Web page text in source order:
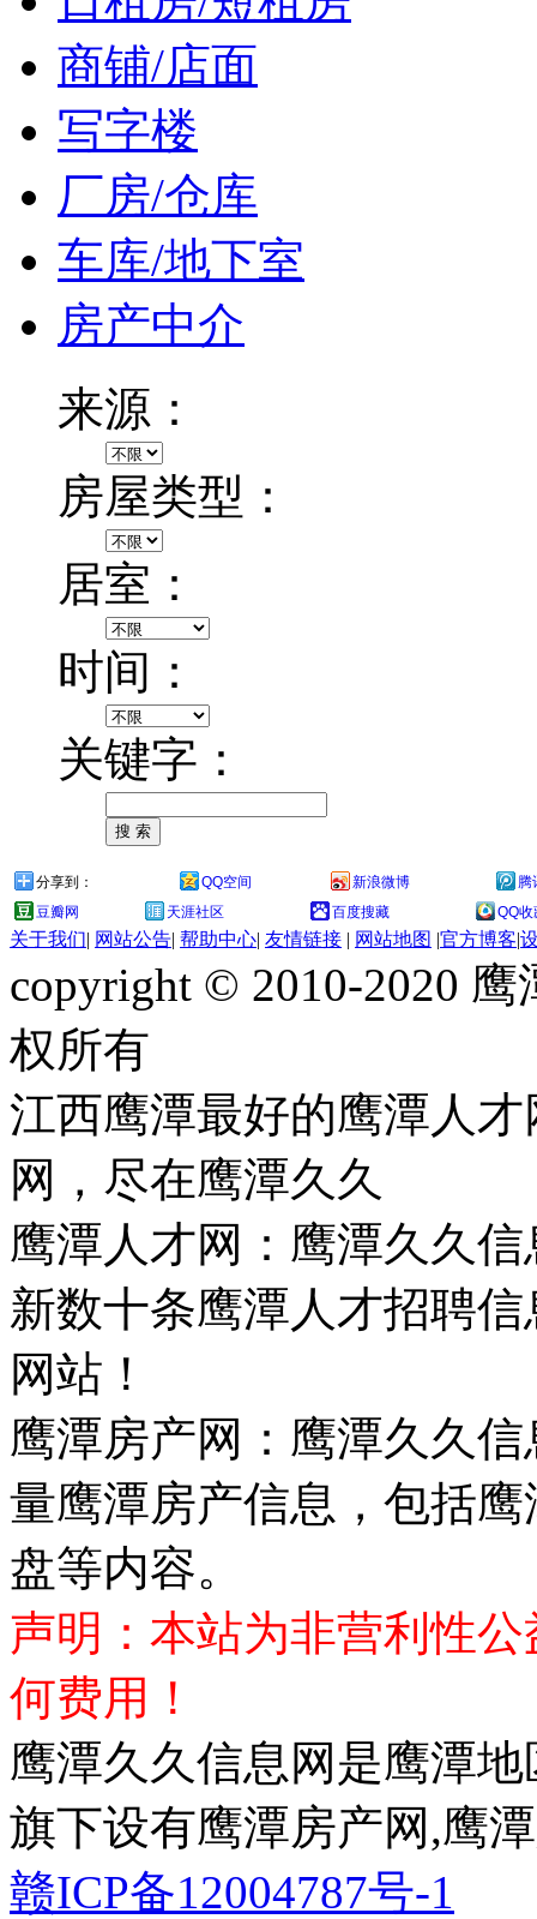
商铺/店面
写字楼
厂房/仓库
车库/地下室
房产中介
来源：
房屋类型：
居室：
时间：
关键字：
分享到： QQ空间 新浪微博
腾
豆瓣网
天涯社区 百度搜藏 QQ收
关于我们| 网站公告| 帮助中心| 友情链接 | 网站地图 |官方博客|
copyright © 2010-2020
权所有
江西鹰潭最好的鹰潭人
网，尽在鹰潭久久
鹰潭人才网：鹰潭久久
新数十条鹰潭人才招聘
网站！
鹰潭房产网：鹰潭久久
量鹰潭房产信息，包括
盘等内容。
声明：本站为非营利性
何费用！
鹰潭久久信息网是鹰潭
旗下设有鹰潭房产网,鹰
赣ICP备12004787号-1